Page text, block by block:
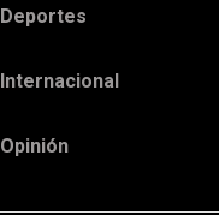
Deportes
Internacional
Opinión